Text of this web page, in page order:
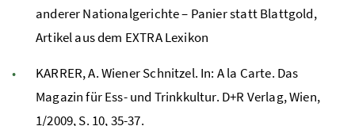
anderer Nationalgerichte – Panier statt Blattgold,
Artikel aus dem EXTRA Lexikon
KARRER, A. Wiener Schnitzel. In: A la Carte. Das
Magazin für Ess- und Trinkkultur. D+R Verlag, Wien,
1/2009, S. 10, 35-37.